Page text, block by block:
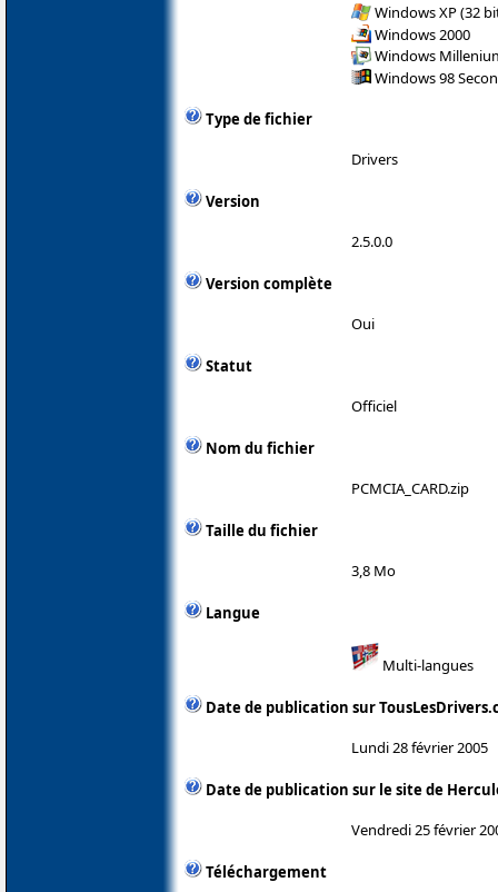
Windows XP (32
Windows 2000
Windows
Windows 98
Type de fichier
Drivers
Version
2.5.0.0
Version complète
Oui
Statut
Officiel
Nom du fichier
PCMCIA_CARD.zip
Taille du fichier
3,8 Mo
Langue
Multi-langues
Date de publication sur
Lundi 28 février 2005
Date de publication sur le site de
Vendredi 25 février
Téléchargement